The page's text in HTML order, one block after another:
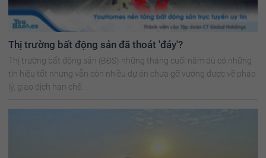
Thị trường bất động sản đã thoát 'đáy'?
Thị trường bất động sản (BĐS) những tháng cuối năm dù có những
tín hiệu tốt nhưng vẫn còn nhiều dự án chưa gỡ vướng được về pháp
lý, giao dịch hạn chế.